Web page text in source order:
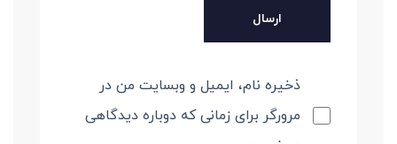
ذخیره نام، ایمیل و وبسایت من در
مرورگر برای زمانی که دوباره دیدگاهی